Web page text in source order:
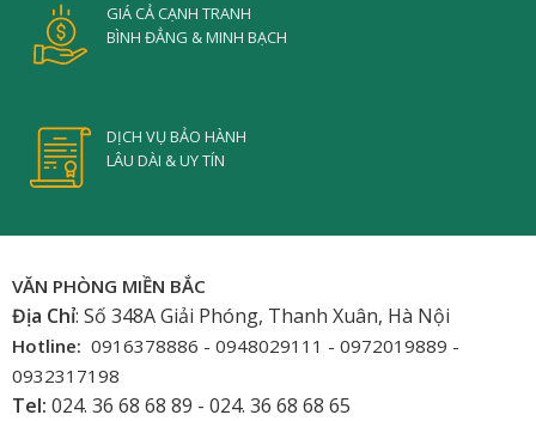
GIÁ CẢ CẠNH TRANH
BÌNH ĐẲNG & MINH BẠCH
DỊCH VỤ BẢO HÀNH
LÂU DÀI & UY TÍN
VĂN PHÒNG MIỀN BẮC
Địa Chỉ: Số 348A Giải Phóng, Thanh Xuân, Hà Nội
Hotline: 0916378886 - 0948029111 - 0972019889 -
0932317198
Tel: 024. 36 68 68 89 - 024. 36 68 68 65